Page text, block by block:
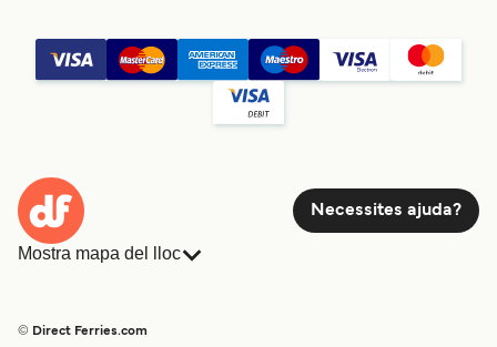
Necessites ajuda?
Mostra mapa del lloc
© Direct Ferries.com